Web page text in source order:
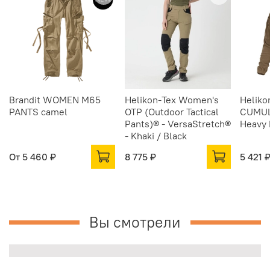
Brandit WOMEN M65
PANTS camel
От 5 460 ₽
Helikon-Tex Women's
OTP (Outdoor Tactical
Pants)® - VersaStretch®
- Khaki / Black
8 775 ₽
5 421 ₽
Вы смотрели